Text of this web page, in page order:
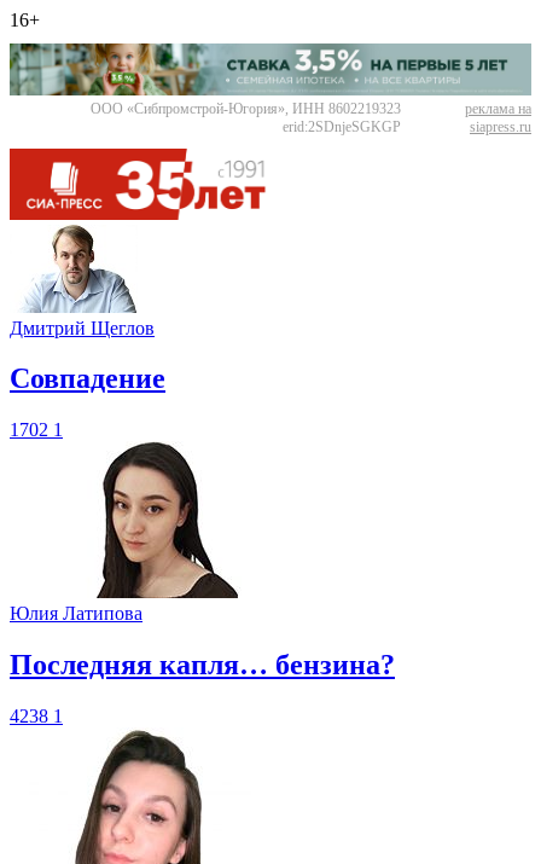
16+
ООО «Сибпромстрой-Югория», ИНН 8602219323
erid:2SDnjeSGKGP
реклама на
siapress.ru
Дмитрий Щеглов
​Совпадение
1702 1
Юлия Латипова
​Последняя капля… бензина?
4238 1